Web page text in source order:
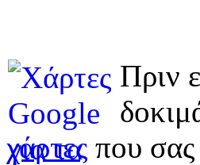
Πριν
χάρτες που σας